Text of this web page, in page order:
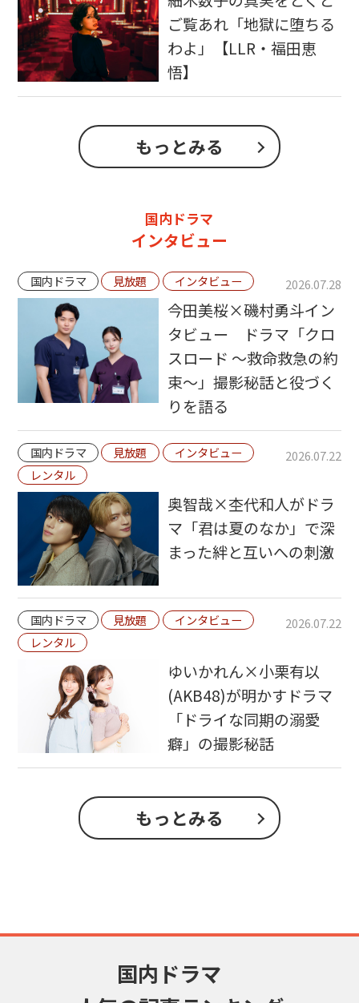
ご覧あれ「地獄に堕ちる
わよ」【LLR・福田恵
悟】
もっとみる
国内ドラマ
インタビュー
国内ドラマ 見放題 インタビュー 2026.07.28
今田美桜×磯村勇斗イン
タビュー ドラマ「クロ
スロード ～救命救急の約
束～」撮影秘話と役づく
りを語る
国内ドラマ 見放題
インタビュー
レンタル
2026.07.22
奥智哉×杢代和人がドラ
マ「君は夏のなか」で深
まった絆と互いへの刺激
国内ドラマ 見放題
インタビュー
レンタル
2026.07.22
ゆいかれん×小栗有以
(AKB48)が明かすドラマ
「ドライな同期の溺愛
癖」の撮影秘話
もっとみる
国内ドラマ